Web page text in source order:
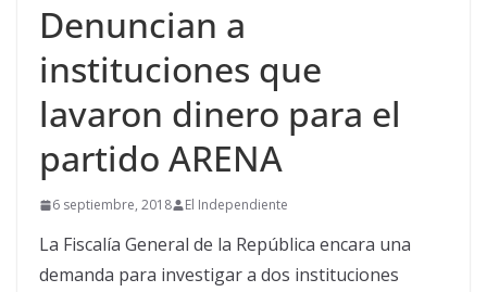
Denuncian a
instituciones que
lavaron dinero para el
partido ARENA
6 septiembre, 2018 El Independiente
La Fiscalía General de la República encara una
demanda para investigar a dos instituciones